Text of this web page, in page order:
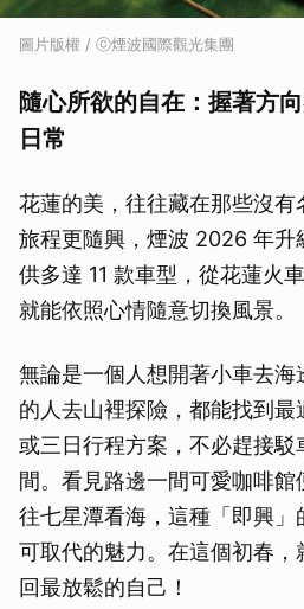
圖片版權 / ⓒ煙波國際觀光集團
隨心所欲的自在：握著方
日常
花蓮的美，往往藏在那些沒
旅程更隨興，煙波 2026 年升
供多達 11 款車型，從花蓮火
就能依照心情隨意切換風景。
無論是一個人想開著小車去
的人去山裡探險，都能找到最
或三日行程方案，不必趕接
間。看見路邊一間可愛咖啡
往七星潭看海，這種「即興
可取代的魅力。在這個初春
回最放鬆的自己！
取消